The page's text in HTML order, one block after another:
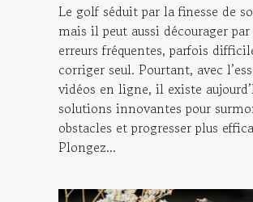
Le golf séduit par la finesse de
mais il peut aussi décourager par
erreurs fréquentes, parfois
corriger seul. Pourtant, avec
vidéos en ligne, il existe
solutions innovantes pour
obstacles et progresser plus
Plongez...